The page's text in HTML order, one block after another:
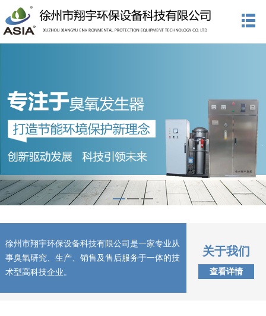
徐州市翔宇环保设备科技有限公司是一家专业从
事臭氧研究、生产、销售及售后服务于一体的技
术型高科技企业。
关于我们
查看详情